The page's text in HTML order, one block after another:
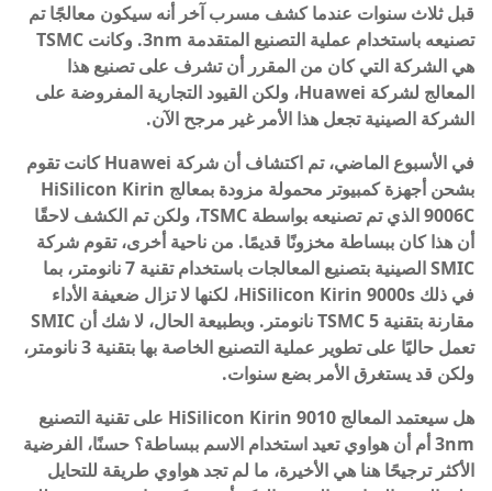
قبل ثلاث سنوات عندما كشف مسرب آخر أنه سيكون معالجًا تم
تصنيعه باستخدام عملية التصنيع المتقدمة 3nm. وكانت TSMC
هي الشركة التي كان من المقرر أن تشرف على تصنيع هذا
المعالج لشركة Huawei، ولكن القيود التجارية المفروضة على
الشركة الصينية تجعل هذا الأمر غير مرجح الآن.
في الأسبوع الماضي، تم اكتشاف أن شركة Huawei كانت تقوم
بشحن أجهزة كمبيوتر محمولة مزودة بمعالج HiSilicon Kirin
9006C الذي تم تصنيعه بواسطة TSMC، ولكن تم الكشف لاحقًا
أن هذا كان ببساطة مخزونًا قديمًا. من ناحية أخرى، تقوم شركة
SMIC الصينية بتصنيع المعالجات باستخدام تقنية 7 نانومتر، بما
في ذلك HiSilicon Kirin 9000s، لكنها لا تزال ضعيفة الأداء
مقارنة بتقنية TSMC 5 نانومتر. وبطبيعة الحال، لا شك أن SMIC
تعمل حاليًا على تطوير عملية التصنيع الخاصة بها بتقنية 3 نانومتر،
ولكن قد يستغرق الأمر بضع سنوات.
هل سيعتمد المعالج HiSilicon Kirin 9010 على تقنية التصنيع
3nm أم أن هواوي تعيد استخدام الاسم ببساطة؟ حسنًا، الفرضية
الأكثر ترجيحًا هنا هي الأخيرة، ما لم تجد هواوي طريقة للتحايل